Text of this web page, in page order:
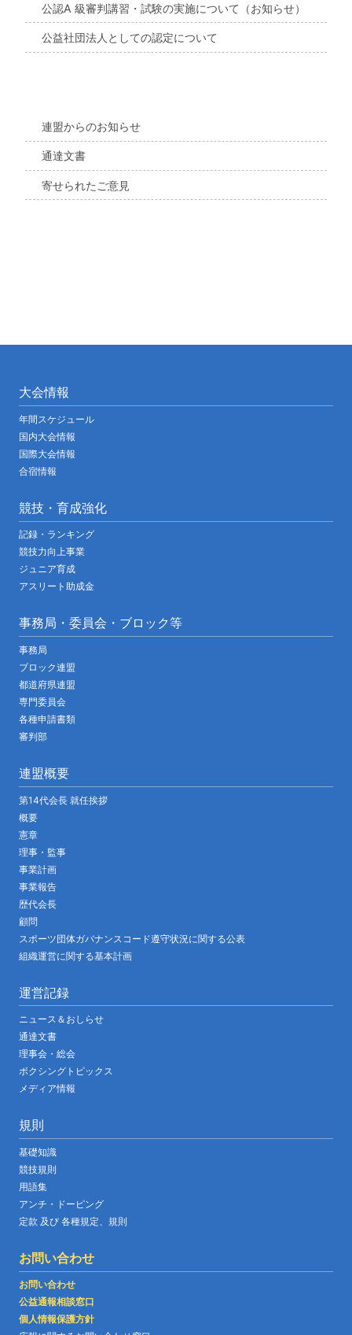
公認A 級審判講習・試験の実施について（お知らせ）
公益社団法人としての認定について
連盟からのお知らせ
通達文書
寄せられたご意見
大会情報
年間スケジュール
国内大会情報
国際大会情報
合宿情報
競技・育成強化
記録・ランキング
競技力向上事業
ジュニア育成
アスリート助成金
事務局・委員会・ブロック等
事務局
ブロック連盟
都道府県連盟
専門委員会
各種申請書類
審判部
連盟概要
第14代会長 就任挨拶
概要
憲章
理事・監事
事業計画
事業報告
歴代会長
顧問
スポーツ団体ガバナンスコード遵守状況に関する公表
組織運営に関する基本計画
運営記録
ニュース＆おしらせ
通達文書
理事会・総会
ボクシングトピックス
メディア情報
規則
基礎知識
競技規則
用語集
アンチ・ドーピング
定款 及び 各種規定、規則
お問い合わせ
お問い合わせ
公益通報相談窓口
個人情報保護方針